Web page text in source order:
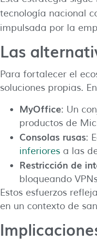
tecnología nacional
impulsada por la
Las
Para fortalecer el
soluciones propias.
MyOffice: Un
productos de
Consolas rusas:
inferiores a las
Restricción de
bloqueando
Estos esfuerzos
en un contexto de